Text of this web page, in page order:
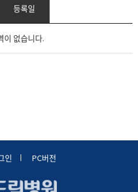
등록일
이 없습니다.
인 PC버전